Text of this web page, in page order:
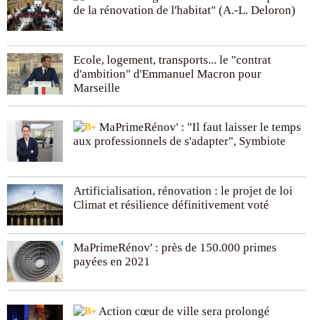
de la rénovation de l'habitat" (A.-L. Deloron)
Ecole, logement, transports... le "contrat
d'ambition" d'Emmanuel Macron pour
Marseille
MaPrimeRénov' : "Il faut laisser le temps
aux professionnels de s'adapter", Symbiote
Artificialisation, rénovation : le projet de loi
Climat et résilience définitivement voté
MaPrimeRénov' : près de 150.000 primes
payées en 2021
Action cœur de ville sera prolongé